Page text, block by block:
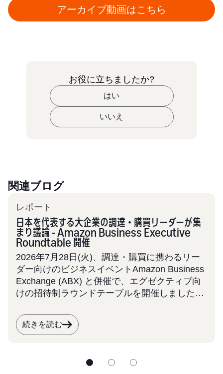
アーカイブ動画はこちら
お役に立ちましたか?
はい
いいえ
関連ブログ
レポート
日本を代表する大企業の調達・購買リーダーが集
まり議論 - Amazon Business Executive
Roundtable 開催
2026年7月28日(火)、調達・購買に携わるリー
ダー向けのビジネスイベントAmazon Business
Exchange (ABX) と併催で、エグゼクティブ向
けの招待制ラウンドテーブルを開催しました。
き、「組織変革、ROI向上へAI適用の実践」を
テーマにディスカッションを行いました。
続きを読む